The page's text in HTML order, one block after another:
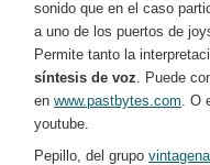
sonido que en el caso
a uno de los puertos de
Permite tanto la
síntesis de voz. Puede
enwww.pastbytes.com. O
youtube.
Pepillo, del grupo